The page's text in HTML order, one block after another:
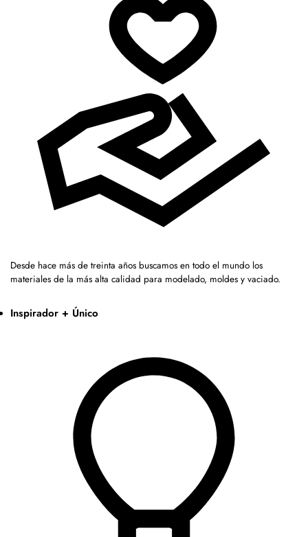
Desde hace más de treinta años buscamos en todo el mundo los
materiales de la más alta calidad para modelado, moldes y vaciado.
Inspirador + Único